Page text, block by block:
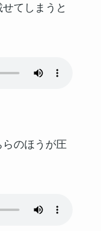
てしまうと
のほうが圧